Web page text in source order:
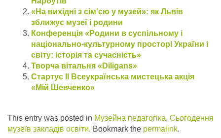
«На вихідні з сім’єю у музей»: як Львів
зближує музеї і родини
Конференція «Родини в суспільному і
національно-культурному просторі України і
світу: історія та сучасність»
Творча вітальня «Diligans»
Стартує ІІ Всеукраїнська мистецька акція
«Мій Шевченко»
This entry was posted in Музейна педагогіка, Сьогодення
музеїв закладів освіти. Bookmark the permalink.